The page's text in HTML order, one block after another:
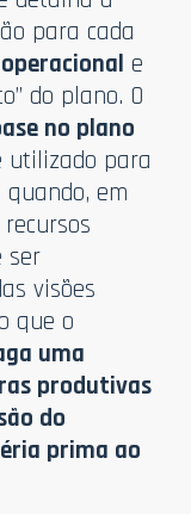
para cada
e
do plano. O
no plano
utilizado para
em
ser
visões
que o
uma
produtivas
do
prima ao